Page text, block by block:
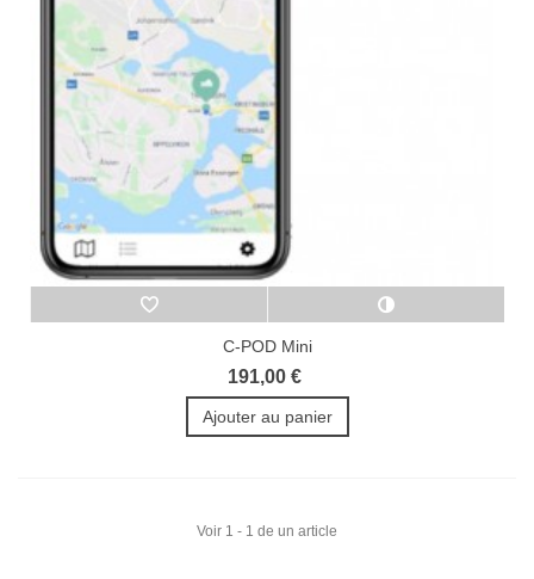
C-POD Mini
191,00 €
Ajouter au panier
Voir 1 - 1 de un article